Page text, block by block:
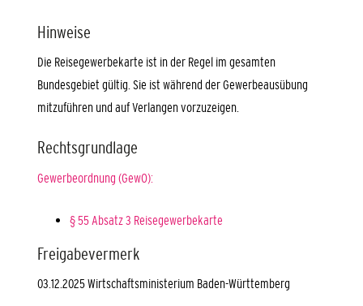
Hinweise
Die Reisegewerbekarte ist in der Regel im gesamten
Bundesgebiet gültig. Sie ist während der Gewerbeausübung
mitzuführen und auf Verlangen vorzuzeigen.
Rechtsgrundlage
Gewerbeordnung (GewO):
§ 55 Absatz 3 Reisegewerbekarte
Freigabevermerk
03.12.2025 Wirtschaftsministerium Baden-Württemberg